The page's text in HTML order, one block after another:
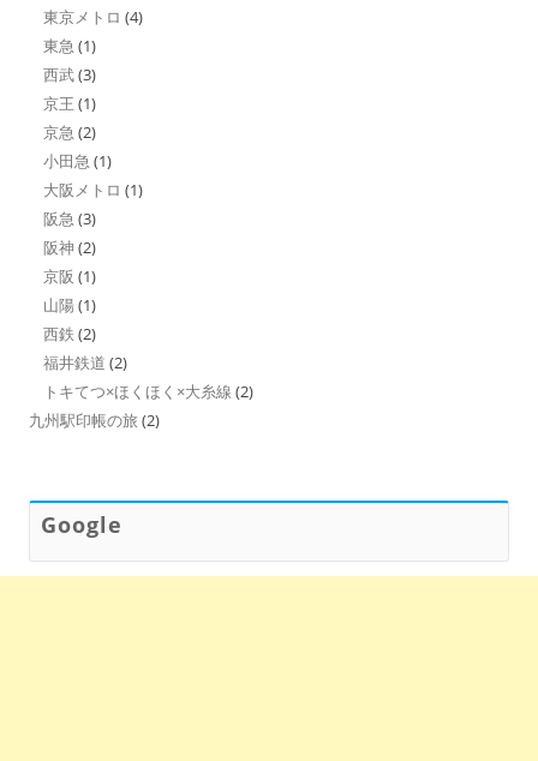
東京メトロ (4)
東急 (1)
西武(3)
京王 (1)
京急 (2)
小田急 (1)
大阪メトロ (1)
阪急 (3)
阪神 (2)
京阪 (1)
山陽 (1)
西鉄 (2)
福井鉄道 (2)
トキてつ×ほくほく×大糸線 (2)
九州駅印帳の旅 (2)
Google